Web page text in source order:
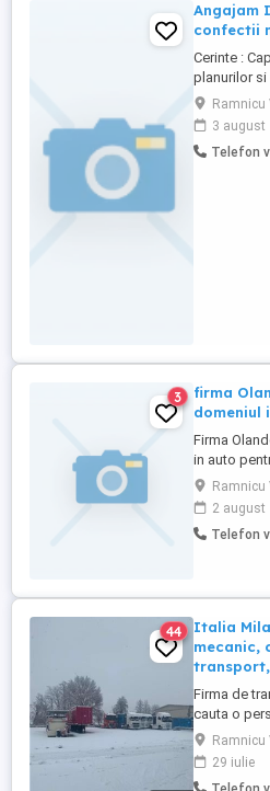
Angajam
confectii
Cerinte :
planurilor
repere din
procese de
tehnologice
Ramnicu
3 august
Telefon
3
firma
domeniul
Firma
in auto
auto,
auto. Mai
mesaje.
Ramnicu
2 august
Telefon
44
Italia
mecanic,
Firma de
cauta o
categoria B
ingrijitor
mecanica
Ramnicu
29 iulie